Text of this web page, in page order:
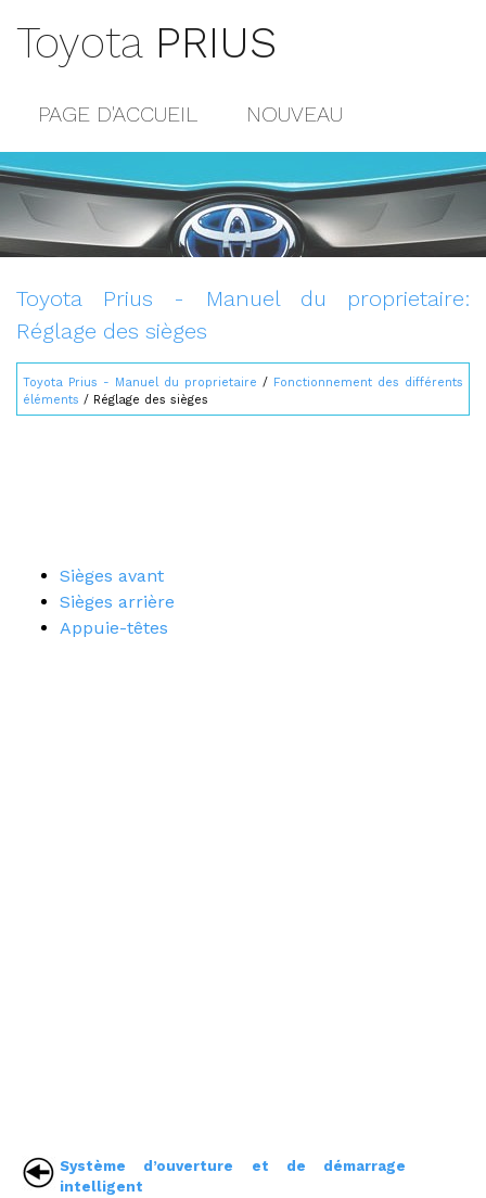
Toyota PRIUS
PAGE D'ACCUEIL NOUVEAU
POPULAIRE
CONTACTS
Toyota Prius - Manuel du proprietaire:
Réglage des sièges
Toyota Prius - Manuel du proprietaire / Fonctionnement des différents
éléments / Réglage des sièges
Sièges avant
Sièges arrière
Appuie-têtes
Système d’ouverture et de démarrage
intelligent